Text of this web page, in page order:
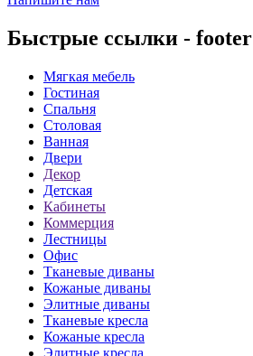
Быстрые ссылки - footer
Мягкая мебель
Гостиная
Спальня
Столовая
Ванная
Двери
Декор
Детская
Кабинеты
Коммерция
Лестницы
Офис
Тканевые диваны
Кожаные диваны
Элитные диваны
Тканевые кресла
Кожаные кресла
Элитные кресла